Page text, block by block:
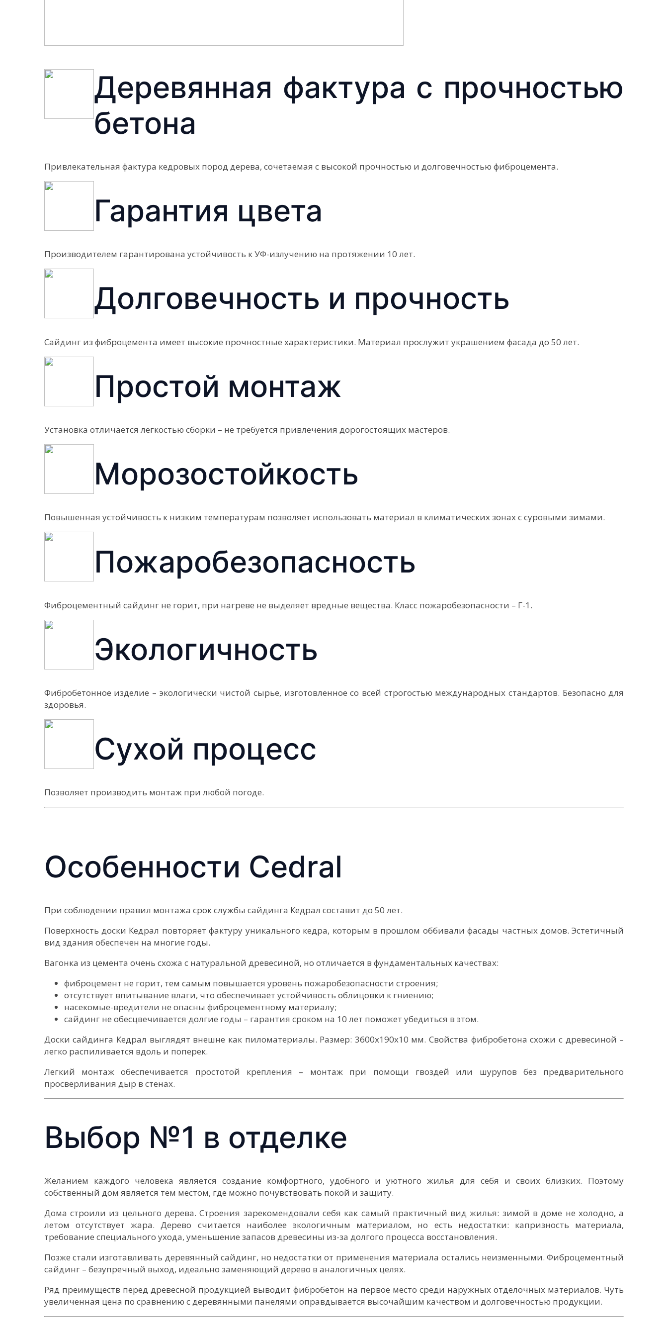
Деревянная фактура с прочностью
бетона
Привлекательная фактура кедровых пород дерева, сочетаемая с высокой прочностью и долговечностью фиброцемента.
Гарантия цвета
Производителем гарантирована устойчивость к УФ-излучению на протяжении 10 лет.
Долговечность и прочность
Сайдинг из фиброцемента имеет высокие прочностные характеристики. Материал прослужит украшением фасада до 50 лет.
Простой монтаж
Установка отличается легкостью сборки – не требуется привлечения дорогостоящих мастеров.
Морозостойкость
Повышенная устойчивость к низким температурам позволяет использовать материал в климатических зонах с суровыми зимами.
Пожаробезопасность
Фиброцементный сайдинг не горит, при нагреве не выделяет вредные вещества. Класс пожаробезопасности – Г-1.
Экологичность
Фибробетонное изделие – экологически чистой сырье, изготовленное со всей строгостью международных стандартов. Безопасно для
здоровья.
Сухой процесс
Позволяет производить монтаж при любой погоде.
Особенности Cedral
При соблюдении правил монтажа срок службы сайдинга Кедрал составит до 50 лет.
Поверхность доски Кедрал повторяет фактуру уникального кедра, которым в прошлом оббивали фасады частных домов. Эстетичный
вид здания обеспечен на многие годы.
Вагонка из цемента очень схожа с натуральной древесиной, но отличается в фундаментальных качествах:
фиброцемент не горит, тем самым повышается уровень пожаробезопасности строения;
отсутствует впитывание влаги, что обеспечивает устойчивость облицовки к гниению;
насекомые-вредители не опасны фиброцементному материалу;
сайдинг не обесцвечивается долгие годы – гарантия сроком на 10 лет поможет убедиться в этом.
Доски сайдинга Кедрал выглядят внешне как пиломатериалы. Размер: 3600х190х10 мм. Свойства фибробетона схожи с древесиной –
легко распиливается вдоль и поперек.
Легкий монтаж обеспечивается простотой крепления – монтаж при помощи гвоздей или шурупов без предварительного
просверливания дыр в стенах.
Выбор №1 в отделке
Желанием каждого человека является создание комфортного, удобного и уютного жилья для себя и своих близких. Поэтому
собственный дом является тем местом, где можно почувствовать покой и защиту.
Дома строили из цельного дерева. Строения зарекомендовали себя как самый практичный вид жилья: зимой в доме не холодно, а
летом отсутствует жара. Дерево считается наиболее экологичным материалом, но есть недостатки: капризность материала,
требование специального ухода, уменьшение запасов древесины из-за долгого процесса восстановления.
Позже стали изготавливать деревянный сайдинг, но недостатки от применения материала остались неизменными. Фиброцементный
сайдинг – безупречный выход, идеально заменяющий дерево в аналогичных целях.
Ряд преимуществ перед древесной продукцией выводит фибробетон на первое место среди наружных отделочных материалов. Чуть
увеличенная цена по сравнению с деревянными панелями оправдывается высочайшим качеством и долговечностью продукции.